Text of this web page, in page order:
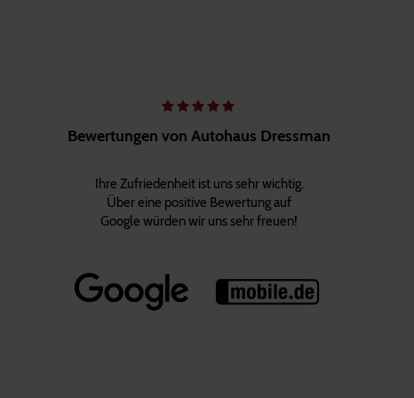
Bewertungen von Autohaus Dressman
Ihre Zufriedenheit ist uns sehr wichtig.
Über eine positive Bewertung auf
Google würden wir uns sehr freuen!